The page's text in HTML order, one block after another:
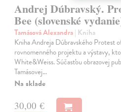
Andrej Dúbravský.
Bee (slovenské
Tamásová Alexandra| Kniha
Kniha Andreja Dúbravského Protest
rovnomenného projektu a výstavy,
White&Weiss. Súčasťou obrazovej
Tamásovej…
Na sklade
30,00 €